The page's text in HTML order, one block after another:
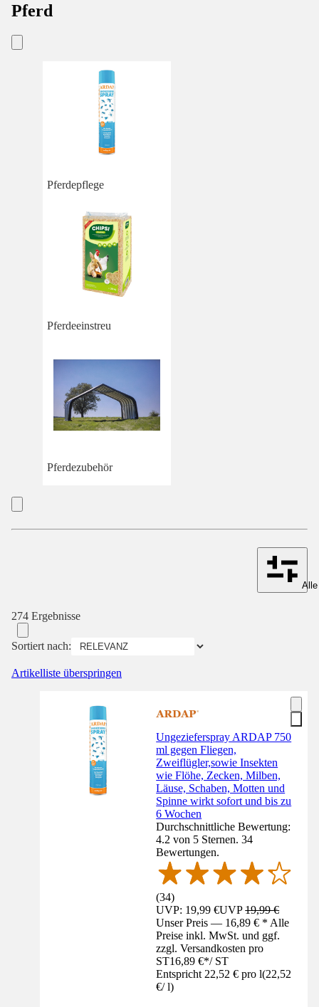
Pferd
Pferdepflege
Pferdeeinstreu
Pferdezubehör
274 Ergebnisse
Sortiert nach:
Artikelliste überspringen
Ungezieferspray ARDAP 750
ml gegen Fliegen,
Zweiflügler,sowie Insekten
wie Flöhe, Zecken, Milben,
Läuse, Schaben, Motten und
Spinne wirkt sofort und bis zu
6 Wochen
Durchschnittliche Bewertung:
4.2 von 5 Sternen. 34
Bewertungen.
(34)
UVP: 19,99 €UVP19,99 €
Unser Preis — 16,89 € * Alle
Preise inkl. MwSt. und ggf.
zzgl. Versandkosten pro
ST16,89 €*/ ST
Entspricht 22,52 € pro l(22,52
€/ l)